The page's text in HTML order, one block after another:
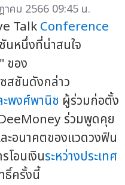
าคม 2566 09:45 น.
TalkConference
นหนึ่งที่น่าสนใจ
ของ
สชันดังกล่าว
พงศ์พานิช ผู้ร่วมก่อตั้ง
DeeMoney ร่วมพูดคุย
ะอนาคตของแวดวงฟิน
โอนเงินระหว่างประเทศ
ธิ์ครั้งนี้